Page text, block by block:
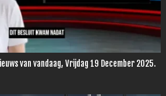
van vandaag, Vrijdag 19 December 2025.